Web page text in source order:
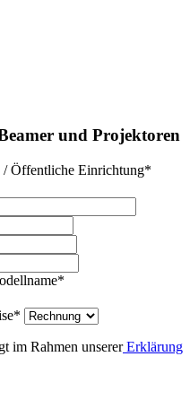
und Projektoren
/ Öffentliche Einrichtung*
*
*
im Rahmen unsererErklärung